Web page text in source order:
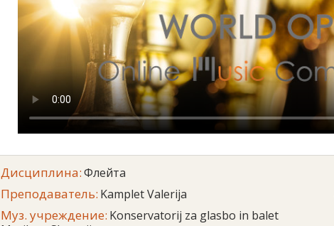
Дисциплина:Флейта
Преподаватель: Kamplet Valerija
Муз. учреждение: Konservatorij za glasbo in balet